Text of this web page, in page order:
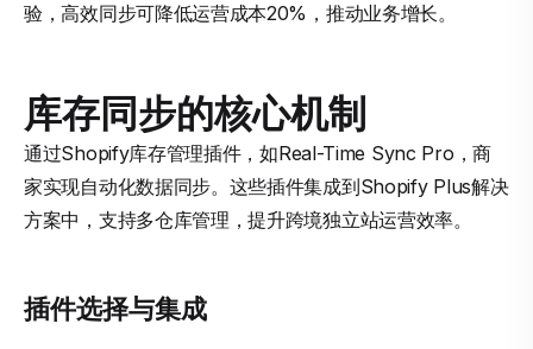
验，高效同步可降低运营成本20%，推动业务增长。
库存同步的核心机制
通过Shopify库存管理插件，如Real-Time Sync Pro，商
家实现自动化数据同步。这些插件集成到Shopify Plus解决
方案中，支持多仓库管理，提升跨境独立站运营效率。
插件选择与集成